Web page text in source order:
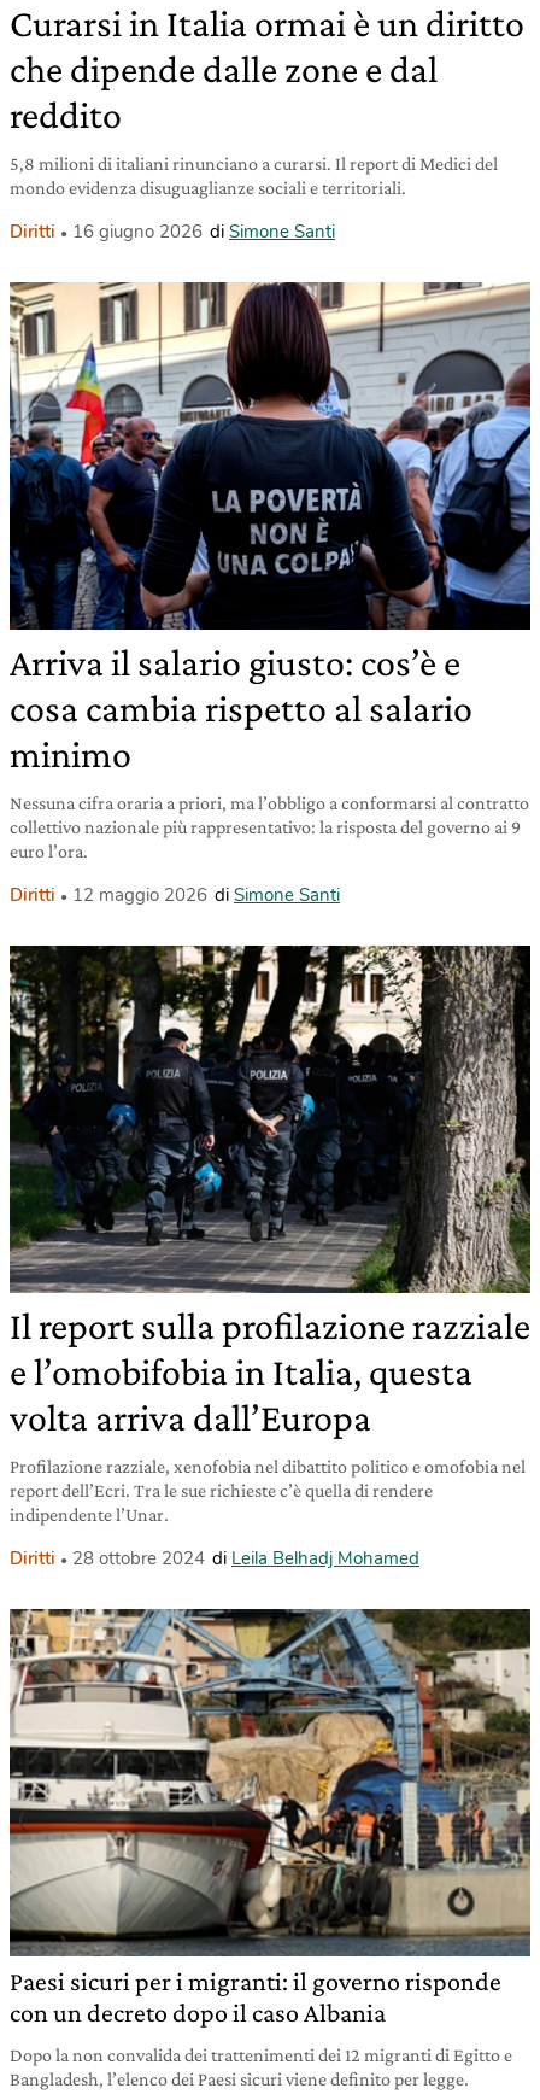
Curarsi in Italia ormai è un diritto
che dipende dalle zone e dal
reddito
5,8 milioni di italiani rinunciano a curarsi. Il report di Medici del
mondo evidenza disuguaglianze sociali e territoriali.
Diritti 16 giugno 2026 di Simone Santi
Arriva il salario giusto: cos’è e
cosa cambia rispetto al salario
minimo
Nessuna cifra oraria a priori, ma l’obbligo a conformarsi al contratto
collettivo nazionale più rappresentativo: la risposta del governo ai 9
euro l’ora.
Diritti 12 maggio 2026 di Simone Santi
Il report sulla profilazione razziale
e l’omobifobia in Italia, questa
volta arriva dall’Europa
Profilazione razziale, xenofobia nel dibattito politico e omofobia nel
report dell’Ecri. Tra le sue richieste c’è quella di rendere
indipendente l’Unar.
Diritti 28 ottobre 2024 di Leila Belhadj Mohamed
Paesi sicuri per i migranti: il governo risponde
con un decreto dopo il caso Albania
Dopo la non convalida dei trattenimenti dei 12 migranti di Egitto e
Bangladesh, l’elenco dei Paesi sicuri viene definito per legge.